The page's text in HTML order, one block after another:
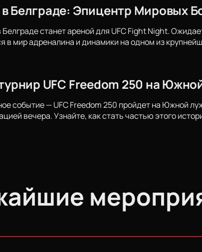
в Белграде: Эпицентр Мировых
Белграде станет ареной для UFC Fight Night.
в мир адреналина и динамики на одном из
UFC Freedom 250 на
событие — UFC Freedom 250 пройдет на Южной
вечера. Узнайте, как стать частью этого